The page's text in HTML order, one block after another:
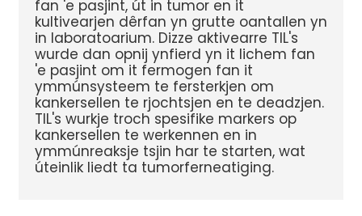
fan 'e pasjint, út in tumor en it
kultivearjen dêrfan yn grutte oantallen yn
in laboratoarium. Dizze aktivearre TIL's
wurde dan opnij ynfierd yn it lichem fan
'e pasjint om it fermogen fan it
ymmúnsysteem te fersterkjen om
kankersellen te rjochtsjen en te deadzjen.
TIL's wurkje troch spesifike markers op
kankersellen te werkennen en in
ymmúnreaksje tsjin har te starten, wat
úteinlik liedt ta tumorferneatiging.